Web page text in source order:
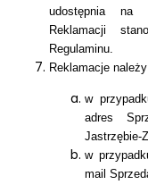
udostępnia na
Reklamacji
Regulaminu.
Reklamacje
w
adres
Jastrzębie-
w
mail